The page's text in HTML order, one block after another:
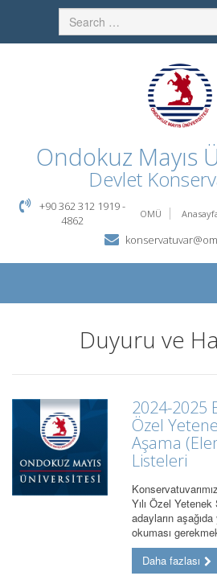
Ondokuz Mayıs
Devlet
OMÜ
+90 362 312 1919 -
4862
Duyuru ve
2024-2025
Özel
Aşama
Listeleri
Yılı Özel
adayların
okuması
Daha fazlası